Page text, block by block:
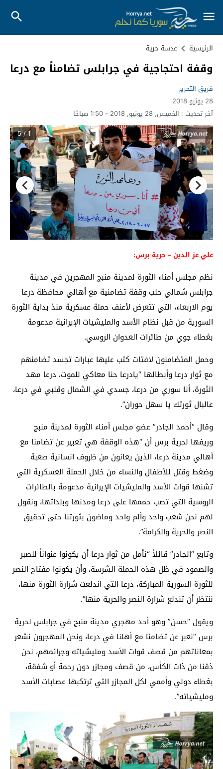
الرئيسية عدسة حرية
وقفة احتجاجية في جرابلس تضامناً مع درعا
فريق التحرير
28 يونيو 2018
آخر تحديث : الخميس, 28 يونيو, 2018 - 1:50 صباحًا
1 / 5
علي عز الدين – حرية برس:
نظم مجلس أمناء الثورة لمدينة منبج المهجرين في مدينة
جرابلس شمالي حلب وقفة تضامنية مع أهالي محافظة درعا
يوم الاربعاء، التي تتعرض لأعنف حملة عسكرية منذ بداية الثورة
السورية من قبل نظام الأسد والمليشيات الإيرانية مدعومة
بغطاء جوي من طائرات العدوان الروسي.
وحمل المتضامنون لافتات كتب عليها عبارات تجسد تضامنهم
مع ثوار درعا وأبطالها “يادرعا حنا معاكي للموت، درعا مهد
الثورة، أنا سوري من درعا، جسدي في الشمال وقلبي في درعا،
عالبال ثورتك يا سهل حوران”.
وقال “أحمد الجادر” عضو مجلس أمناء الثورة لمدينة منبج
وريفها لحرية برس أن “هذه الوقفة هي تعبير عن تضامنا مع
أهالي مدينة درعا، الذين يعانون من ظروف انسانية صعبة
وضغط وقتل للأطفال والنساء من خلال الحملة العسكرية التي
تشنها قوات الأسد والمليشيات الإيرانية مدعومة بالطائرات
الروسية التي تصب حممها على درعا ومدنها وبلداتها، ونقول
لهم نحن شعب واحد وألم واحد وماضون بثورتنا حتى تحقيق
النصر والحرية والكرامة”.
وتابع “الجادر” قائلاً “نأمل من ثوار درعا أن يكونوا عنواناً للصبر
والصمود في ظل هذه الحملة الشرسة، وأن يكونوا مفتاح النصر
للثورة السورية المباركة، درعا التي اندلعت شرارة الثورة منها،
ننتظر أن تندلع شرارة النصر والحرية منها”.
ويقول “حسن” وهو أحد مهجري مدينة منبج في جرابلس لحرية
برس “نعبر عن تضامنا مع أهلنا في درعا، ونحن المهجرون نشعر
بمعاناتهم من قصف قوات الأسد ومليشياته وجرائمهم، نحن
ذقنا من ذات الكأس، من قصف ومجازر دون رحمة أو شفقة،
بغطاء دولي وأممي لكل المجازر التي ترتكبها عصابات الأسد
ومليشياته”.